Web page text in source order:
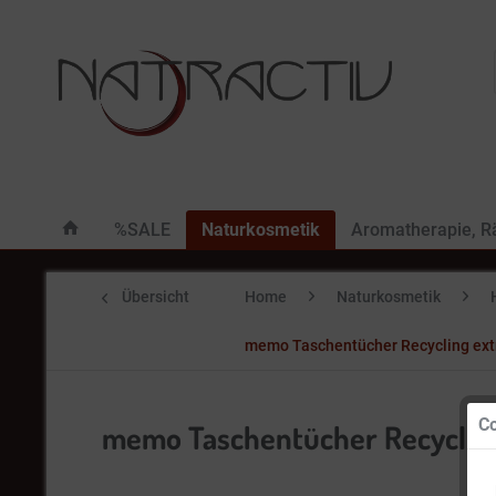
%SALE Naturkosmetik Aromatherapie,
Übersicht Home Naturkosmetik
memo Taschentücher Recycling
memo Taschentücher